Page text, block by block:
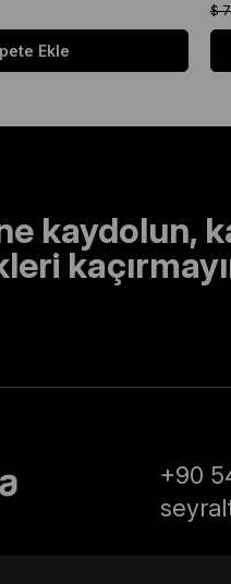
Ekle
$
kaydolun,
+90